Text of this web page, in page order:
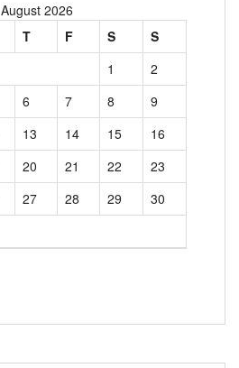
August 2026
T F S
S
1
2
6 7 8
9
13 14 15
16
20 21 22
23
27 28 29
30